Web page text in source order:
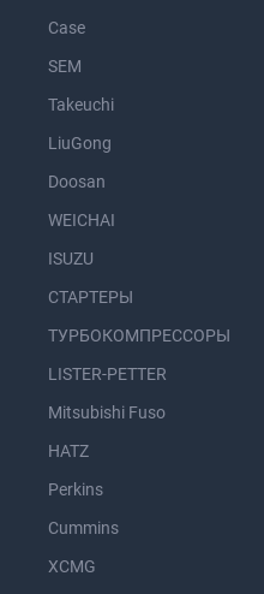
Case
SEM
Takeuchi
LiuGong
Doosan
WEICHAI
ISUZU
СТАРТЕРЫ
ТУРБОКОМПРЕССОРЫ
LISTER-PETTER
Mitsubishi Fuso
HATZ
Perkins
Cummins
XCMG